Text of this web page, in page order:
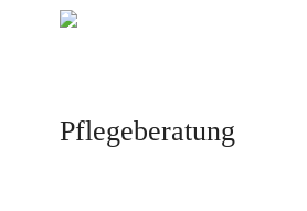
Pflegeberatung